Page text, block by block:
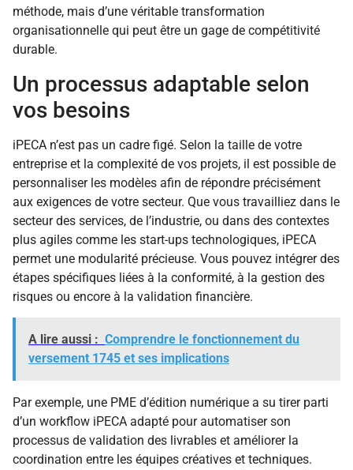
méthode, mais d’une véritable transformation
organisationnelle qui peut être un gage de compétitivité
durable.
Un processus adaptable selon
vos besoins
iPECA n’est pas un cadre figé. Selon la taille de votre
entreprise et la complexité de vos projets, il est possible de
personnaliser les modèles afin de répondre précisément
aux exigences de votre secteur. Que vous travailliez dans le
secteur des services, de l’industrie, ou dans des contextes
plus agiles comme les start-ups technologiques, iPECA
permet une modularité précieuse. Vous pouvez intégrer des
étapes spécifiques liées à la conformité, à la gestion des
risques ou encore à la validation financière.
A lire aussi : Comprendre le fonctionnement du
versement 1745 et ses implications
Par exemple, une PME d’édition numérique a su tirer parti
d’un workflow iPECA adapté pour automatiser son
processus de validation des livrables et améliorer la
coordination entre les équipes créatives et techniques.